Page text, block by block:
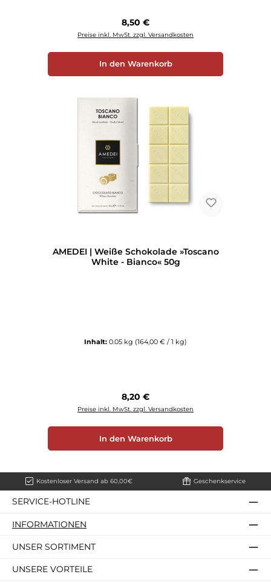
Regulärer Preis:
8,50 €
Preise inkl. MwSt. zzgl. Versandkosten
In den Warenkorb
AMEDEI | Weiße Schokolade »Toscano
White - Bianco« 50g
Inhalt: 0.05 kg (164,00 € / 1 kg)
Regulärer Preis:
8,20 €
Preise inkl. MwSt. zzgl. Versandkosten
In den Warenkorb
Kostenloser Versand ab 60,00€ Geschenkservice
SERVICE-HOTLINE
INFORMATIONEN
UNSER SORTIMENT
UNSERE VORTEILE